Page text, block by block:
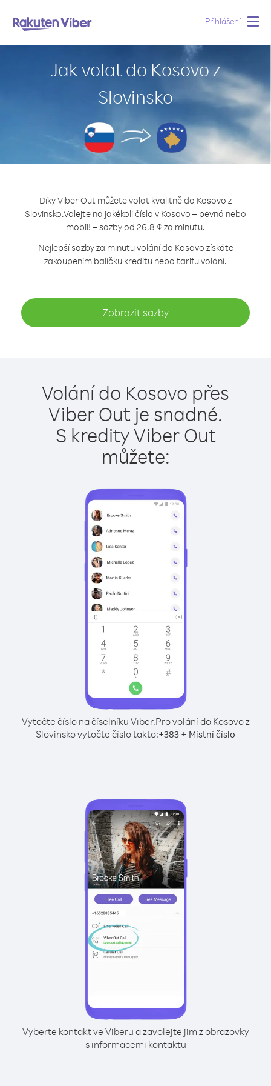
Přihlášení
Jak volat do Kosovo z
Slovinsko
Díky Viber Out můžete volat kvalitně do Kosovo z
Slovinsko.Volejte na jakékoli číslo v Kosovo – pevná nebo
mobil! – sazby od 26.8 ¢ za minutu.
Nejlepší sazby za minutu volání do Kosovo získáte
zakoupením balíčku kreditu nebo tarifu volání.
Zobrazit sazby
Volání do Kosovo přes
Viber Out je snadné.
S kredity Viber Out
můžete:
Vytočte číslo na číselníku Viber.Pro volání do Kosovo z
Slovinsko vytočte číslo takto:+383 + Místní číslo
Vyberte kontakt ve Viberu a zavolejte jim z obrazovky
s informacemi kontaktu